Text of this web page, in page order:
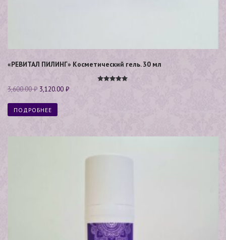
«РЕВИТАЛ ПИЛИНГ» Косметический гель. 30 мл
3,600.00₽ 3,120.00 ₽
ПОДРОБНЕЕ